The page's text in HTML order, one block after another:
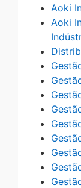
Aoki
Aoki